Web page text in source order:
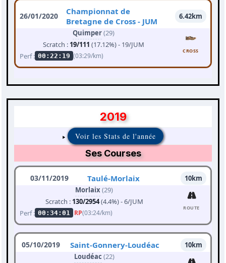
26/01/2020
Championnat de
Bretagne de Cross - JUM
6.42km
Quimper(29)
Scratch : 19/111 (17.12%) - 19/JUM
Perf : 00:22:19 (03:29/km)
CROSS
2019
Voir les Stats de l'année
Ses Courses
03/11/2019 Taulé-Morlaix
10km
Morlaix(29)
Scratch : 130/2954(4.4%) - 6/JUM
Perf : 00:34:01 RP(03:24/km)
ROUTE
05/10/2019 Saint-Gonnery-Loudéac
10km
Loudéac (22)